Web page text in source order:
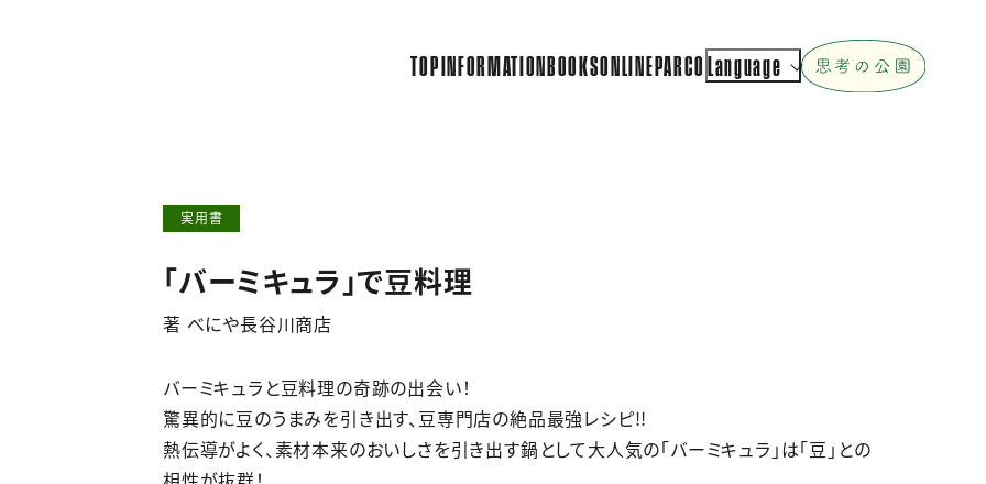
TOP INFORMATION BOOKSONLINEPARCO Language
実用書
「バーミキュラ」で豆料理
著 べにや長谷川商店
バーミキュラと豆料理の奇跡の出会い！
驚異的に豆のうまみを引き出す、豆専門店の絶品最強レシピ!!
熱伝導がよく、素材本来のおいしさを引き出す鍋として大人気の「バーミキュラ」は「豆」との